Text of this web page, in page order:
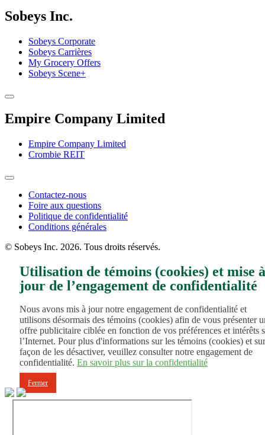
Sobeys Inc.
Sobeys Corporate
Sobeys Carrières
My Grocery Offers
Sobeys Scene+
Empire Company Limited
Empire Company Limited
Crombie REIT
Footer
Menu
Contactez-nous
Foire aux questions
Politique de confidentialité
Conditions générales
© Sobeys Inc. 2026. Tous droits réservés.
Utilisation de témoins (cookies) et mise à
jour de l’engagement de confidentialité
Nous avons mis à jour notre engagement de confidentialité et
utilisons désormais des témoins (cookies) afin de vous présenter
offre publicitaire ciblée en fonction de vos préférences et intérêts
l’Internet. Pour plus d'informations sur les témoins (cookies) et
façon de les désactiver, veuillez consulter notre engagement de
confidentialité. En savoir plus sur la confidentialité
Fermer